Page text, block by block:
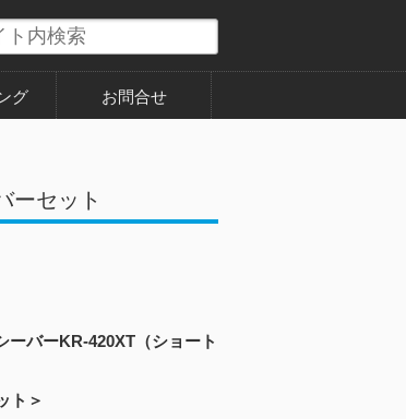
グ お問合せ
ーセット
ーバーKR-420XT（ショート
ト＞